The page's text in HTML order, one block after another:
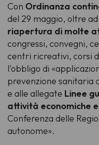
Con Ordinanza
del 29 maggio, oltre
riapertura di molte
congressi, convegni,
centri ricreativi, corsi
l'obbligo di
prevenzione sanitaria
e alle allegate Linee
attività economiche
Conferenza delle
autonome».